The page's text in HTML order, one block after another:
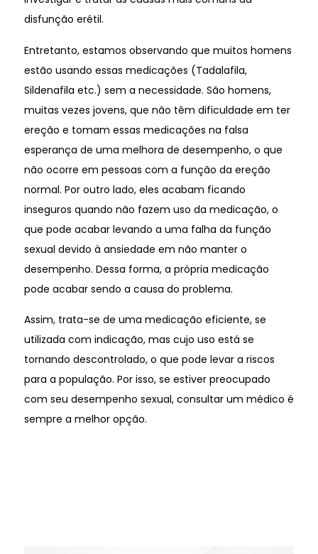
disfunção erétil.
Entretanto, estamos observando que muitos homens
estão usando essas medicações (Tadalafila,
Sildenafila etc.) sem a necessidade. São homens,
muitas vezes jovens, que não têm dificuldade em ter
ereção e tomam essas medicações na falsa
esperança de uma melhora de desempenho, o que
não ocorre em pessoas com a função da ereção
normal. Por outro lado, eles acabam ficando
inseguros quando não fazem uso da medicação, o
que pode acabar levando a uma falha da função
sexual devido à ansiedade em não manter o
desempenho. Dessa forma, a própria medicação
pode acabar sendo a causa do problema.
Assim, trata-se de uma medicação eficiente, se
utilizada com indicação, mas cujo uso está se
tornando descontrolado, o que pode levar a riscos
para a população. Por isso, se estiver preocupado
com seu desempenho sexual, consultar um médico é
sempre a melhor opção.